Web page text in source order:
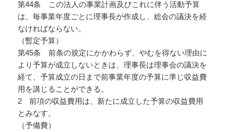
第44条 この法人の事業計画及びこれに伴う活動予算
は、毎事業年度ごとに理事長が作成し、総会の議決を経
なければならない。
（暫定予算）
第45条 前条の規定にかかわらず、やむを得ない理由に
より予算が成立しないときは、理事長は理事会の議決を
経て、予算成立の日まで前事業年度の予算に準じ収益費
用を講じることができる。
2 前項の収益費用は、新たに成立した予算の収益費用
とみなす。
（予備費）